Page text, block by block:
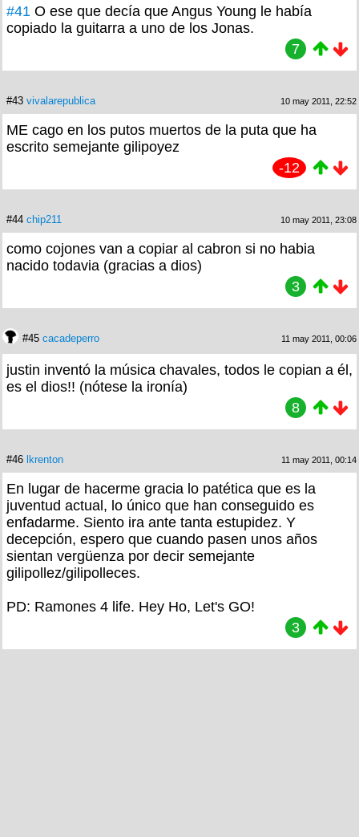
#41 O ese que decía que Angus Young le había
copiado la guitarra a uno de los Jonas.
7
#43 vivalarepublica 10 may 2011, 22:52
ME cago en los putos muertos de la puta que ha
escrito semejante gilipoyez
-12
#44 chip211 10 may 2011, 23:08
como cojones van a copiar al cabron si no habia
nacido todavia (gracias a dios)
3
#45 cacadeperro 11 may 2011, 00:06
justin inventó la música chavales, todos le copian a él,
es el dios!! (nótese la ironía)
8
#46 lkrenton 11 may 2011, 00:14
En lugar de hacerme gracia lo patética que es la
juventud actual, lo único que han conseguido es
enfadarme. Siento ira ante tanta estupidez. Y
decepción, espero que cuando pasen unos años
sientan vergüenza por decir semejante
gilipollez/gilipolleces.
PD: Ramones 4 life. Hey Ho, Let's GO!
3